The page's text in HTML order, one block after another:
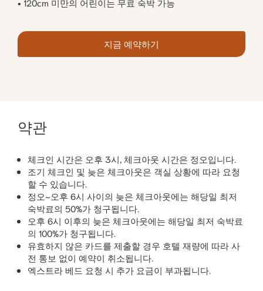
• 120cm 미만의 어린이는 무료 숙박 가능
지금 예약하기
약관
체크인 시간은 오후 3시, 체크아웃 시간은 정오입니다.
조기 체크인 및 늦은 체크아웃은 객실 상황에 따라 요청
할 수 있습니다.
정오~오후 6시 사이의 늦은 체크아웃에는 해당일 최저
숙박료의 50%가 청구됩니다.
오후 6시 이후의 늦은 체크아웃에는 해당일 최저 숙박료
의 100%가 청구됩니다.
유효하지 않은 카드를 제출할 경우 호텔 재량에 따라 사
전 통보 없이 예약이 취소됩니다.
엑스트라 베드 요청 시 추가 요금이 부과됩니다.